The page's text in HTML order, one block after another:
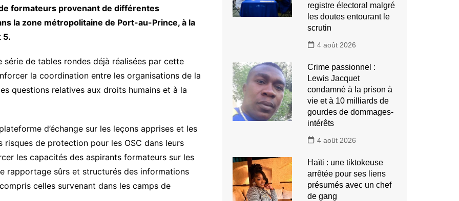
formateurs provenant de différentes
la zone métropolitaine de Port-au-Prince, à la
5.
de tables rondes déjà réalisées par cette
la coordination entre les organisations de la
questions relatives aux droits humains et à la
d’échange sur les leçons apprises et les
risques de protection pour les OSC dans leurs
les capacités des aspirants formateurs sur les
rapportage sûrs et structurés des informations
celles survenant dans les camps de
registre électoral malgré
les doutes entourant le
scrutin
4 août 2026
Crime passionnel :
Lewis Jacquet
condamné à la prison à
vie et à 10 milliards de
gourdes de dommages-
intérêts
4 août 2026
Haïti : une tiktokeuse
arrêtée pour ses liens
présumés avec un chef
de gang